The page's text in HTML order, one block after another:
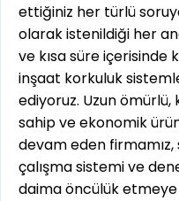
ettiğiniz her türlü
olarak istenildiği her
ve kısa süre içerisinde
inşaat korkuluk
ediyoruz. Uzun ömürlü,
sahip ve ekonomik
devam eden
çalışma sistemi ve
daima öncülük